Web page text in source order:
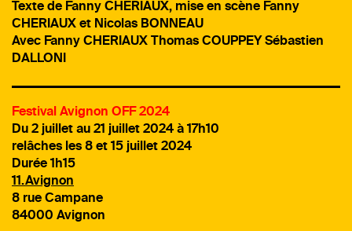
Texte de Fanny CHERIAUX, mise en scène Fanny
CHERIAUX et Nicolas BONNEAU
Avec Fanny CHERIAUX Thomas COUPPEY Sébastien
DALLONI
Festival Avignon OFF 2024
Du 2 juillet au 21 juillet 2024 à 17h10
relâches les 8 et 15 juillet 2024
Durée 1h15
11.Avignon
8 rue Campane
84000 Avignon